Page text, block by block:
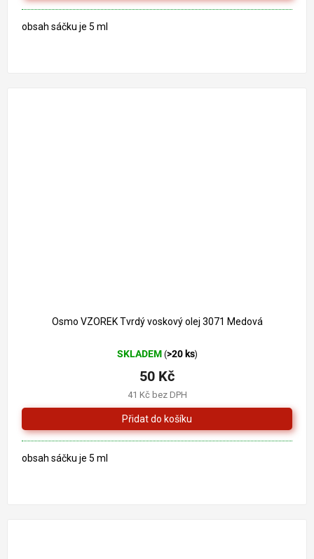
obsah sáčku je 5 ml
Osmo VZOREK Tvrdý voskový olej 3071 Medová
SKLADEM (>20 ks)
41 Kč bez DPH
50 Kč
obsah sáčku je 5 ml